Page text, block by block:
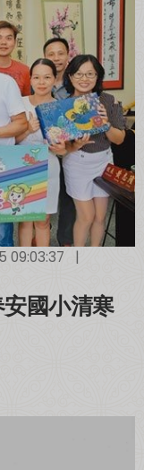
09:03:37
|
國小清寒